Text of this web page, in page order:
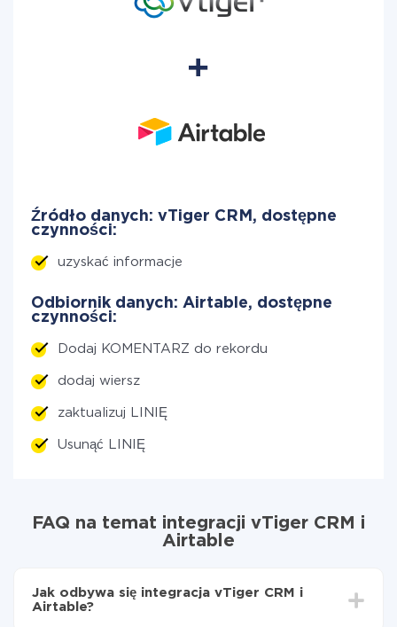
Źródło danych: vTiger CRM, dostępne
czynności:
uzyskać informacje
Odbiornik danych: Airtable, dostępne
czynności:
Dodaj KOMENTARZ do rekordu
dodaj wiersz
zaktualizuj LINIĘ
Usunąć LINIĘ
FAQ na temat integracji vTiger CRM i
Airtable
Jak odbywa się integracja vTiger CRM i
Airtable?